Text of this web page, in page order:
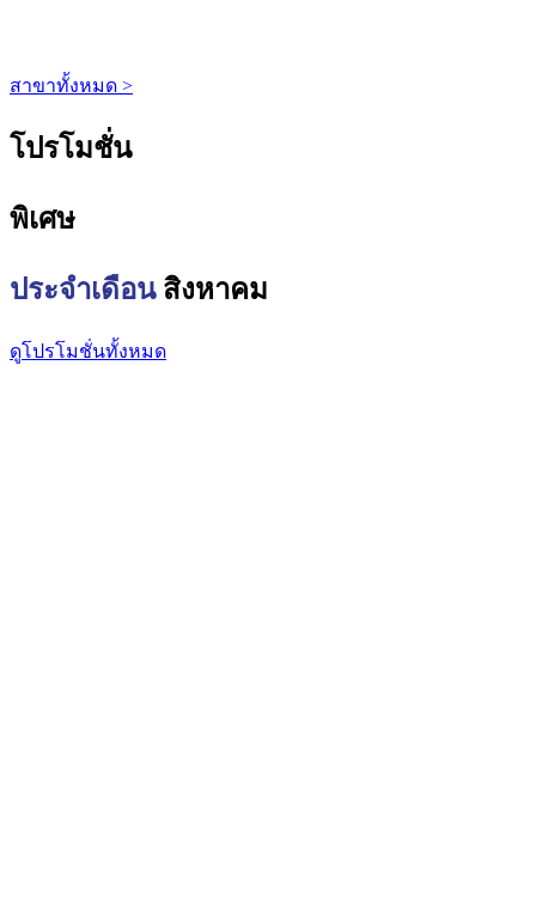
สาขาทั้งหมด >
โปรโมชั่น
พิเศษ
ประจำเดือนสิงหาคม
ดูโปรโมชั่นทั้งหมด